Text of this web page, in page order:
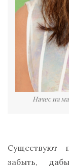
Начес на
Существуют
забыть,